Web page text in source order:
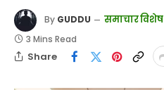
By GUDDU समाचार विशेष
3 Mins Read
Share